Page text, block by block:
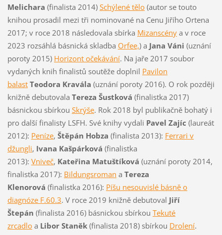
Melichara (finalista 2014) Schýlené tělo(autor se touto
knihou prosadil mezi tři nominované na Cenu Jiřího Ortena
2017; v roce 2018 následovala sbírka Mizanscénya v roce
2023 rozsáhlá básnická skladba Orfee,) a Jana Váni (uznání
poroty 2015) Horizont očekávání. Na jaře 2017 soubor
vydaných knih finalistů soutěže doplnil Pavilon
balast Teodora Kravála (uznání poroty 2016). O rok později
knižně debutovala Tereza Šustková (finalistka 2017)
básnickou sbírkou Skrýše. Rok 2018 byl publikačně bohatý i
pro další finalisty LSFH. Své knihy vydali Pavel Zajíc (laureát
2012): Peníze, Štěpán Hobza (finalista 2013): Ferrari v
džungli, Ivana Kašpárková (finalistka
2013): Vniveč, Kateřina Matuštíková (uznání poroty 2014,
finalistka 2017): Bildungsroman a Tereza
Klenorová (finalistka 2016): Píšu nesouvislé básně o
diagnóze F.60.3. V roce 2019 knižně debutoval Jiří
Štepán (finalista 2016) básnickou sbírkou Tekuté
zrcadloa Libor Staněk(finalista 2018) sbírkou Drolení.